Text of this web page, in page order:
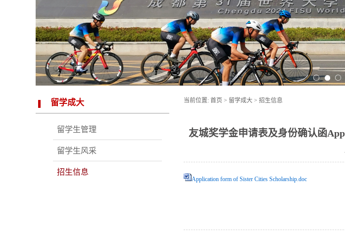
留学成大
留学生管理
留学生风采
招生信息
当前位置: 首页 > 留学成大 > 招生信息
友城奖学金申请表及身份确认函
Application form of Sister Cities Scholarship.doc